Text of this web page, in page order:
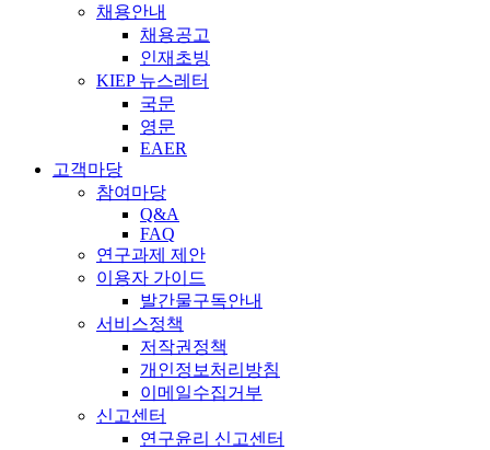
채용안내
채용공고
인재초빙
KIEP 뉴스레터
국문
영문
EAER
고객마당
참여마당
Q&A
FAQ
연구과제 제안
이용자 가이드
발간물구독안내
서비스정책
저작권정책
개인정보처리방침
이메일수집거부
신고센터
연구윤리 신고센터